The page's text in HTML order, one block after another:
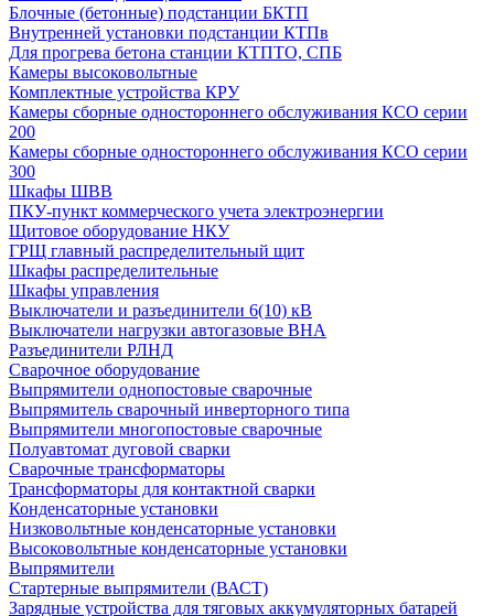
Блочные (бетонные) подстанции БКТП
Внутренней установки подстанции КТПв
Для прогрева бетона станции КТПТО, СПБ
Камеры высоковольтные
Комплектные устройства КРУ
Камеры сборные одностороннего обслуживания КСО серии
200
Камеры сборные одностороннего обслуживания КСО серии
300
Шкафы ШВВ
ПКУ-пункт коммерческого учета электроэнергии
Щитовое оборудование НКУ
ГРЩ главный распределительный щит
Шкафы распределительные
Шкафы управления
Выключатели и разъединители 6(10) кВ
Выключатели нагрузки автогазовые ВНА
Разъединители РЛНД
Сварочное оборудование
Выпрямители однопостовые сварочные
Выпрямитель сварочный инверторного типа
Выпрямители многопостовые сварочные
Полуавтомат дуговой сварки
Сварочные трансформаторы
Трансформаторы для контактной сварки
Конденсаторные установки
Низковольтные конденсаторные установки
Высоковольтные конденсаторные установки
Выпрямители
Стартерные выпрямители (ВАСТ)
Зарядные устройства для тяговых аккумуляторных батарей